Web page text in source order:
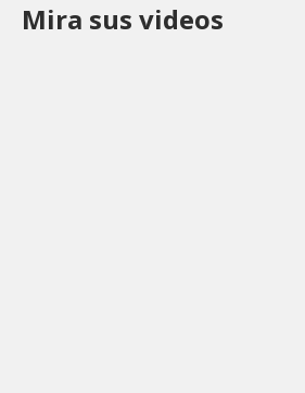
Mira sus videos